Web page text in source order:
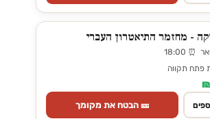
- מחזמר התיאטרון העברי
פתח תקווה
🎫 הבטח את מקומך